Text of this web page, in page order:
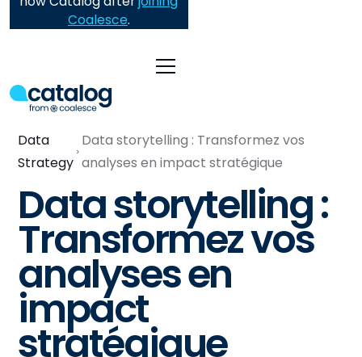
Coalesce.
Data
Strategy
Data storytelling : Transformez vos
analyses en impact stratégique
Data storytelling :
Transformez vos
analyses en
impact
stratégique